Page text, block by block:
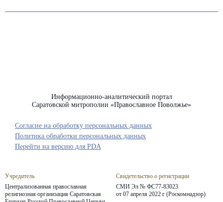
Информационно-аналитический портал
Саратовской митрополии «Православное Поволжье»
Учредитель
Централизованная православная
религиозная организация Саратовская
Свидетельство о регистрации
СМИ Эл № ФС77-83023
от 07 апреля 2022 г (Роскомнадзор)
Согласие на обработку персональных данных
Политика обработки персональных данных
Перейти на версию для PDA